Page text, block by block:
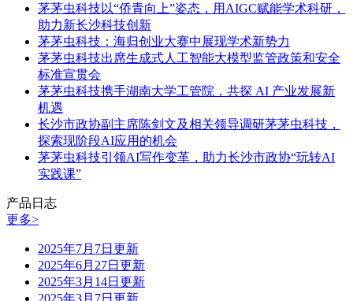
茅茅虫科技以“侨青向上”姿态，用AIGC赋能学术科研，
助力新长沙科技创新
茅茅虫科技：海归创业大赛中展现学术新势力
茅茅虫科技出席生成式人工智能大模型监管政策和安全
标准宣贯会
茅茅虫科技携手湖南大学工管院，共探 AI 产业发展新
机遇
长沙市政协副主席陈剑文及相关领导调研茅茅虫科技，
探索现阶段AI应用的机会
茅茅虫科技引领AI写作变革，助力长沙市政协“玩转AI
实践课”
产品日志
更多>
2025年7月7日更新
2025年6月27日更新
2025年3月14日更新
2025年3月7日更新